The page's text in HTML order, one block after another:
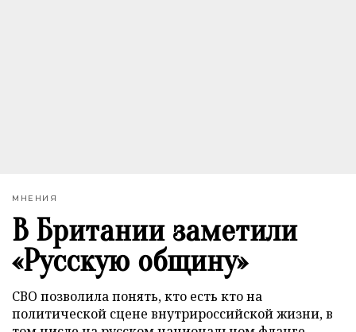
МНЕНИЯ
В Британии заметили
«Русскую общину»
СВО позволила понять, кто есть кто на
политической сцене внутрироссийской жизни, в